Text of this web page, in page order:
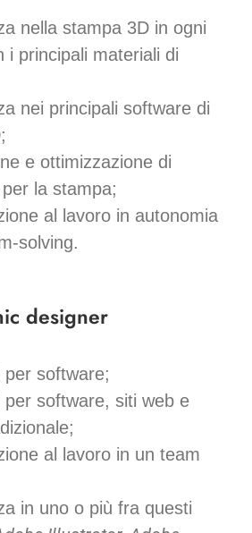
nella stampa 3D in ogni
i principali materiali di
nei principali software di
e ottimizzazione di
la stampa;
al lavoro in autonomia
solving.
designer
software;
per software, siti web e
al lavoro in un team
in uno o più fra questi